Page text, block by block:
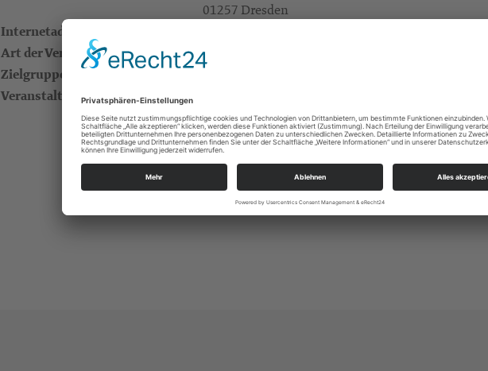
01257 Dresden
Internetadresse https://landing.churchdesk.com/de/e/
Art der Veranstaltung Konzerte/Theater/Musik
Zielgruppe Alle
Veranstalter
Altleuben 13
01257 Dresden
kg.dresden-ost@evlks.de
https://www.kirche-dresden-ost.de/